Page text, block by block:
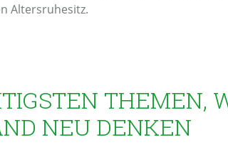
Altersruhesitz.
THEMEN,
NEU DENKEN